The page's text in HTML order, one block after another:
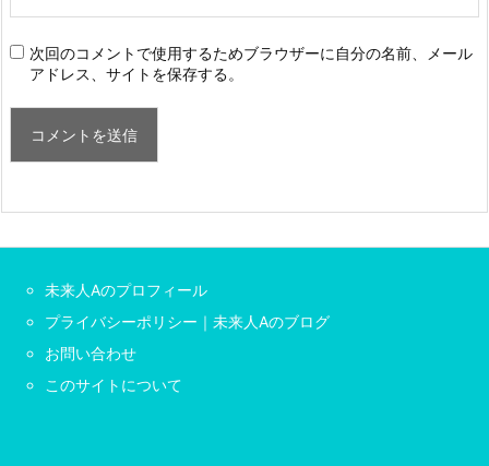
次回のコメントで使用するためブラウザーに自分の名前、メール
アドレス、サイトを保存する。
未来人Aのプロフィール
プライバシーポリシー｜未来人Aのブログ
お問い合わせ
このサイトについて